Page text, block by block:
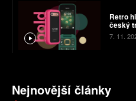
Retro
český
7. 11.
Nejnovější články